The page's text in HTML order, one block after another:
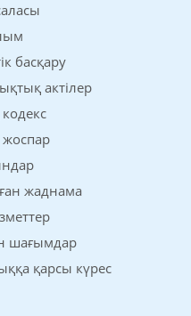
басқару
актілер
жоспар
жаднама
шағымдар
қарсы күрес